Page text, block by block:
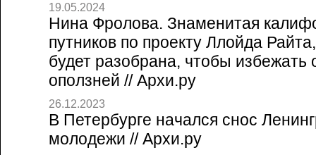
19.05.2024
Нина Фролова. Знаменитая
путников по проекту Ллойда
будет разобрана, чтобы избежать
оползней // Архи.ру
26.12.2023
В Петербурге начался снос
молодежи // Архи.ру